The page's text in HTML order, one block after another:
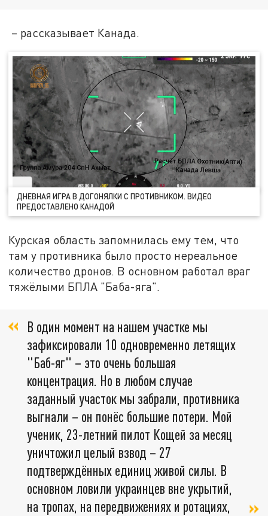
– рассказывает Канада.
ДНЕВНАЯ ИГРА В ДОГОНЯЛКИ С ПРОТИВНИКОМ. ВИДЕО
ПРЕДОСТАВЛЕНО КАНАДОЙ
Курская область запомнилась ему тем, что
там у противника было просто нереальное
количество дронов. В основном работал враг
тяжёлыми БПЛА "Баба-яга".
В один момент на нашем участке мы
зафиксировали 10 одновременно летящих
"Баб-яг" – это очень большая
концентрация. Но в любом случае
заданный участок мы забрали, противника
выгнали – он понёс большие потери. Мой
ученик, 23-летний пилот Кощей за месяц
уничтожил целый взвод – 27
подтверждённых единиц живой силы. В
основном ловили украинцев вне укрытий,
на тропах, на передвижениях и ротациях,